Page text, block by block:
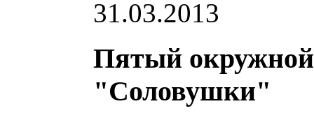
31.03.2013
Пятый окружной
"Соловушки"